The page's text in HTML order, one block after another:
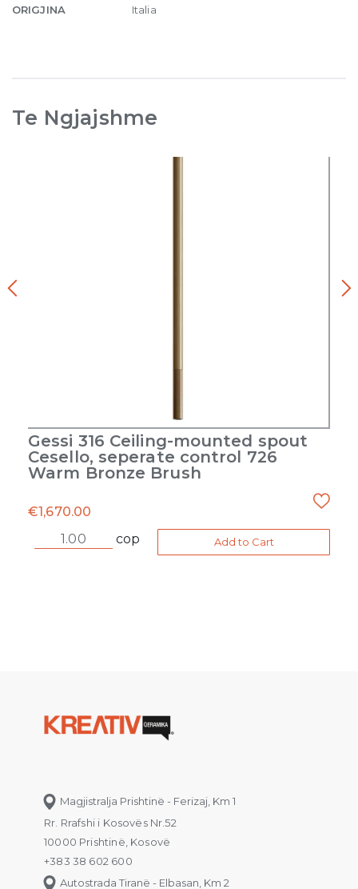
ORIGJINA Italia
Te Ngjajshme
Gessi 316 Ceiling-mounted spout
Cesello, seperate control 726
Warm Bronze Brush
€1,670.00
cop
Add to Cart
Magjistralja Prishtinë - Ferizaj, Km 1
Rr. Rrafshi i Kosovës Nr.52
10000 Prishtinë, Kosovë
+383 38 602 600
Autostrada Tiranë - Elbasan, Km 2